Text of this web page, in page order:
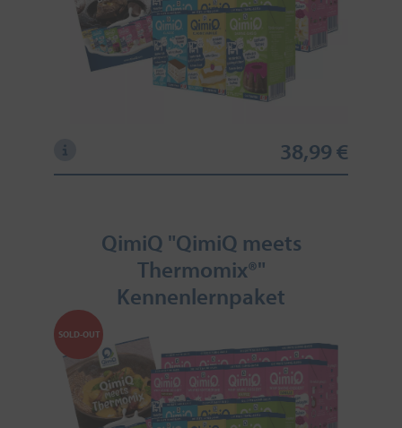
38,99 €
QimiQ "QimiQ meets
Thermomix®"
Kennenlernpaket
SOLD-OUT